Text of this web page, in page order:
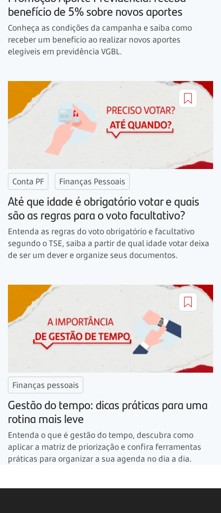
benefício de 5% sobre novos aportes
Conheça as condições da campanha e saiba como
receber um benefício ao realizar novos aportes
elegíveis em previdência VGBL.
Conta PF Finanças Pessoais
Até que idade é obrigatório votar e quais
são as regras para o voto facultativo?
Entenda as regras do voto obrigatório e facultativo
segundo o TSE, saiba a partir de qual idade votar deixa
de ser um dever e organize seus documentos.
Finanças pessoais
Gestão do tempo: dicas práticas para uma
rotina mais leve
Entenda o que é gestão do tempo, descubra como
aplicar a matriz de priorização e confira ferramentas
práticas para organizar a sua agenda no dia a dia.